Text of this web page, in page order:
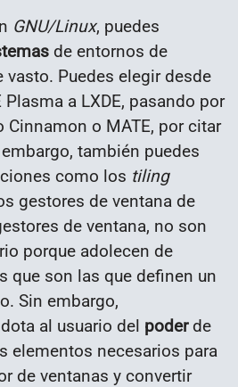
GNU/Linux, puedes
de entornos de
Puedes elegir desde
Plasma a LXDE, pasando por
o MATE, por citar
también puedes
como los tiling
gestores de ventana de
de ventana, no son
porque adolecen de
que son las que definen un
Sin embargo,
al usuario del poderde
elementos necesarios para
de ventanas y convertir